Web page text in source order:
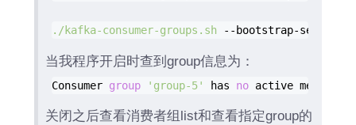
./kafka-consumer-groups.sh --bootstrap-server
当我程序开启时查到group信息为：
Consumer group 'group-5' has no active members.
关闭之后查看消费者组list和查看指定group的